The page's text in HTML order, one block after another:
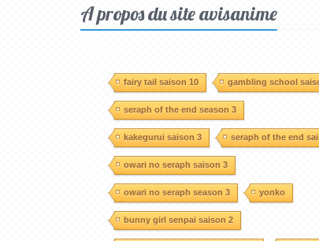
A propos du site avisanime
fairy tail saison 10 gambling school
seraph of the end season 3
kakegurui saison 3 seraph of the end
owari no seraph saison 3
owari no seraph season 3 yonko
bunny girl senpai saison 2